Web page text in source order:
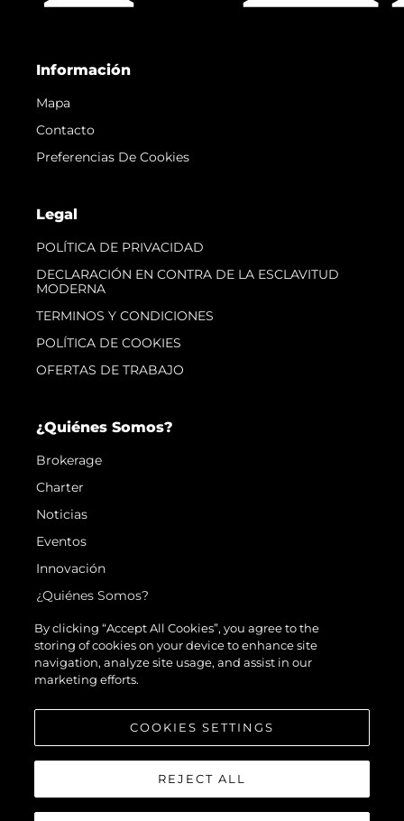
Información
Mapa
Contacto
Preferencias De Cookies
Legal
POLÍTICA DE PRIVACIDAD
DECLARACIÓN EN CONTRA DE LA ESCLAVITUD
MODERNA
TERMINOS Y CONDICIONES
POLÍTICA DE COOKIES
OFERTAS DE TRABAJO
¿Quiénes Somos?
Brokerage
Charter
Noticias
Eventos
Innovación
¿Quiénes Somos?
El Equipo
Estilo De Vida
Historia
By clicking “Accept All Cookies”, you agree to the
storing of cookies on your device to enhance site
navigation, analyze site usage, and assist in our
marketing efforts.
COOKIES SETTINGS
REJECT ALL